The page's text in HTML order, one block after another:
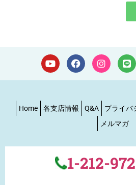
Home 各支店情報 Q&A プライバ
メルマガ
1-212-